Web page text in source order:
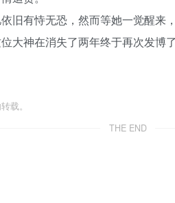
旧有恃无恐，然而等她一觉醒来
大神在消失了两年终于再次发博
载。
THE END